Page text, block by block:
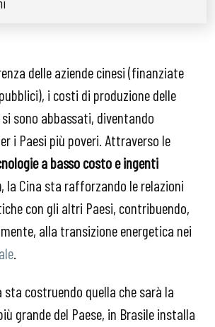
delle aziende cinesi (finanziate
i costi di produzione delle
sono abbassati, diventando
i Paesi più poveri. Attraverso le
a basso costo e ingenti
, la Cina sta rafforzando le relazioni
con gli altri Paesi, contribuendo,
alla transizione energetica nei
sta costruendo quella che sarà la
grande del Paese, in Brasile installa